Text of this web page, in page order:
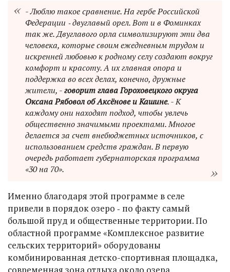
- Люблю такое сравнение. На гербе Российской
Федерации ‑ двуглавый орел. Вот и в Фоминках
так же. Двуглавого орла символизируют эти два
человека, которые своим ежедневным трудом и
искренней любовью к родному селу создают вокруг
комфорт и красоту. А их главная опора и
поддержка во всех делах, конечно, дружные
жители, -говорит глава Гороховецкого округа
Оксана Рябовол об Аксёнове и Кашине. - К
каждому они находят подход, чтобы увлечь
общественно значимыми проектами. Многое
делается за счет внебюджетных источников, с
использованием средств граждан. В первую
очередь работает губернаторская программа
«30 на 70».
Именно благодаря этой программе в селе
привели в порядок озеро ‑ по факту самый
большой пруд и общественные территории. По
областной программе «Комплексное развитие
сельских территорий» оборудованы
комбинированная детско-спортивная площадка,
современная зона отдыха около озера